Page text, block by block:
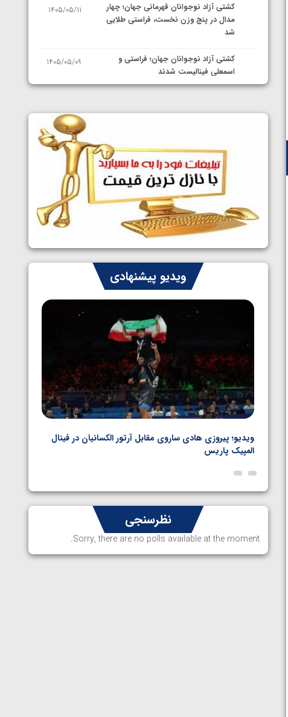
کشتی آزاد نوجوانان قهرمانی جهان؛ چهار
مدال در پنج وزن نخست، فراستی طلایی
شد
1405/05/11
کشتی آزاد نوجوانان جهان؛ فراستی و
اسمعلی فینالیست شدند
1405/05/09
نمایندگان ایران مشخص شدند
سوم برای ایران
1405/05/07
ایران چشم به راه چهار مدال در پنج وزن
دوم کشتی فرنگی نوجوانان جهان
1405/05/06
ویدیو پیشنهادی
ویدیو؛ پیروزی هادی ساروی مقابل آرتور الکسانیان در فینال
المپیک پاریس
نظرسنجی
Sorry, there are no polls available at the moment.